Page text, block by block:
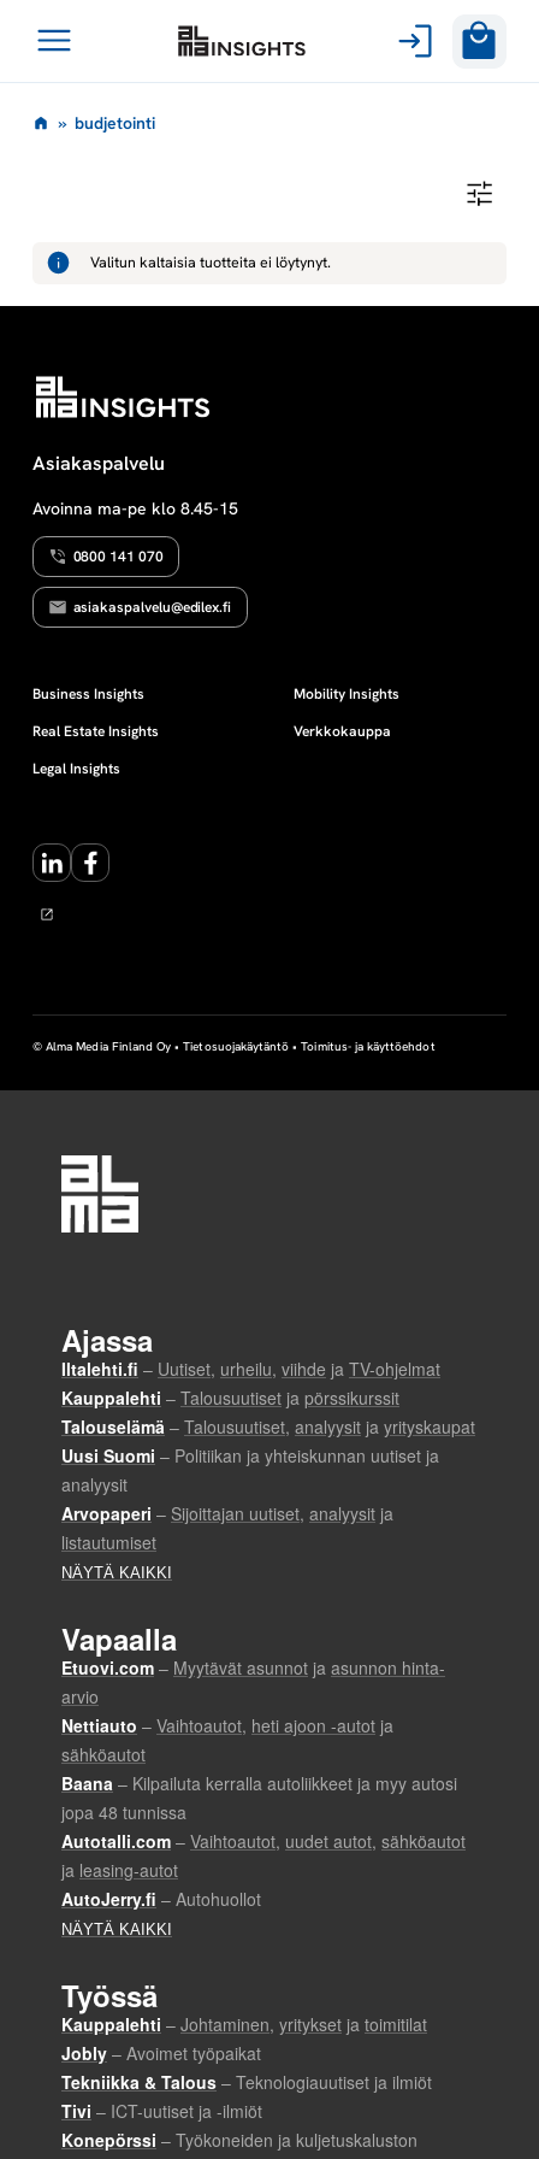
sisältöön
Avaa
b
d
j
e
t
o
i
n
i
» budjetointi
J
E
O
I
Valitun kaltaisia tuotteita ei löytynyt.
Asiakaspalvelu
Avoinna ma-pe klo 8.45-15
0800 141 070
asiakaspalvelu@edilex.fi
Business Insights
Real Estate Insights
Legal Insights
Mobility Insights
Verkkokauppa
LinkedInFacebook
© Alma Media Finland Oy •Tietosuojakäytäntö •Toimitus- ja käyttöehdot